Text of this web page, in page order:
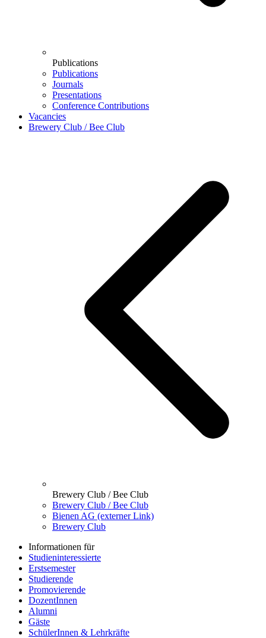
Publications
Publications
Journals
Presentations
Conference Contributions
Vacancies
Brewery Club / Bee Club
Brewery Club / Bee Club
Brewery Club / Bee Club
Bienen AG (externer Link)
Brewery Club
Informationen für
Studieninteressierte
Erstsemester
Studierende
Promovierende
DozentInnen
Alumni
Gäste
SchülerInnen & Lehrkräfte